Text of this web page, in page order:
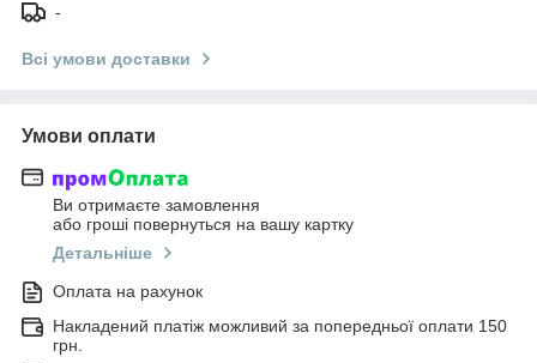
-
Всі умови доставки
Умови оплати
Ви отримаєте замовлення
або гроші повернуться на вашу картку
Детальніше
Оплата на рахунок
Накладений платіж можливий за попередньої оплати 150
грн.